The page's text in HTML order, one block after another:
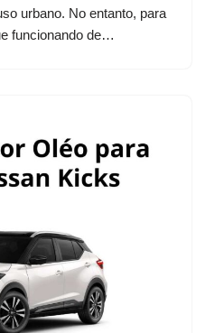
urbano. No entanto, para
funcionando de…